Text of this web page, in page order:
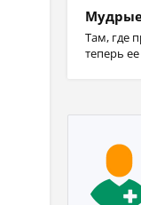
Мудрые
Там, где
теперь